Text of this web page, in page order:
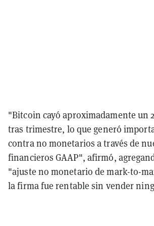
"Bitcoin cayó aproximadamente un
tras trimestre, lo que generó
contra no monetarios a través de
financieros GAAP", afirmó,
"ajuste no monetario de mark-to-
la firma fue rentable sin vender